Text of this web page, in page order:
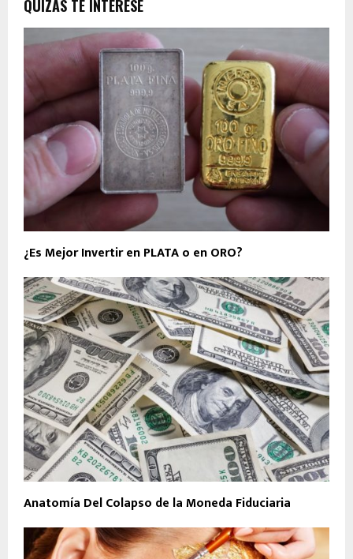
QUIZÁS TE INTERESE
¿Es Mejor Invertir en PLATA o en ORO?
Anatomía Del Colapso de la Moneda Fiduciaria